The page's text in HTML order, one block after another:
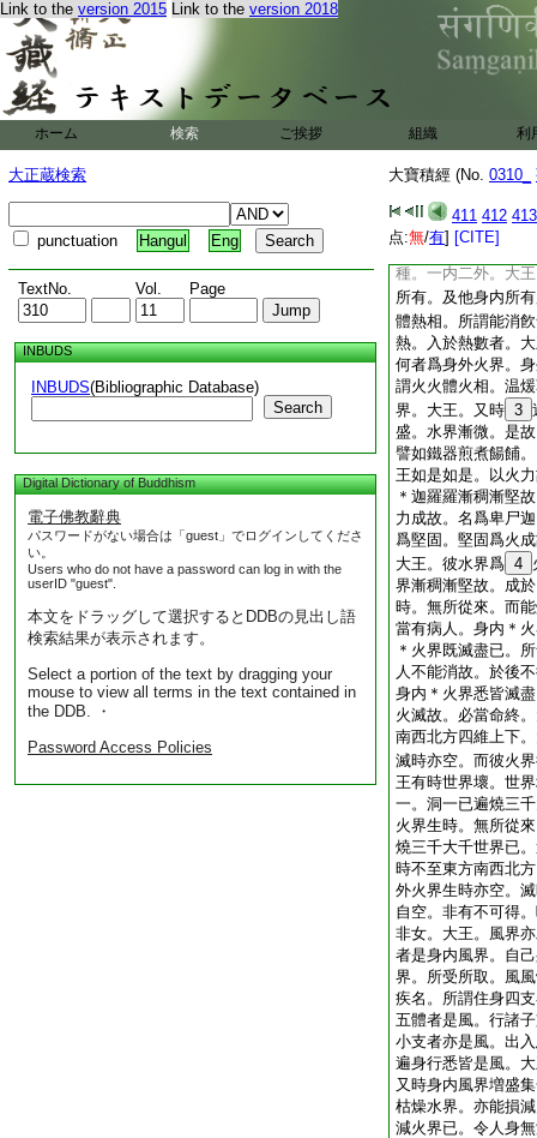
Link to the version 2015 Link to the version 2018
ホーム 検索 ご挨拶 組織 利
大正蔵検索
punctuation Hangul Eng
TextNo. Vol. Page
INBUDS
INBUDS(Bibliographic Database)
Search
Digital Dictionary of Buddhism
電子佛教辭典
パスワードがない場合は「guest」でログインしてくださ
い。
Users who do not have a password can log in with the
userID "guest".
本文をドラッグして選択するとDDBの見出し語
検索結果が表示されます。
Select a portion of the text by dragging your
mouse to view all terms in the text contained in
the DDB. ・
Password Access Policies
大寶積經 (No. 0310_
411 412 413
点:無/有] [CITE]
旬九由旬八由旬。
里下至十多羅樹。
乃至一人。餘殘水
12
跨
如有濕未周匝。大
時大海之中所有濕
水界漸滅之時。去
北四維上下。大王
空。滅時亦空。如
有但用然
彼但
種。一内二外。大
所有。及他身内所
體熱相。所謂能消
熱。入於熱數者。
何者爲身外火界。
謂火火體火相。温
界。大王。又時 3
盛。水界漸微。是
譬如鐵器煎煮餳餔
王如是如是。以火
＊迦羅羅漸稠漸堅
力成故。名爲卑尸
爲堅固。堅固爲火
大王。彼水界爲 4
界漸稠漸堅故。成
時。無所從來。而
當有病人。身内＊
＊火界既滅盡已。
人不能消故。於後
身内＊火界悉皆滅
火滅故。必當命終
南西北方四維上下
滅時亦空。而彼火
王有時世界壞。世
一。洞一已遍燒三
火界生時。無所從
燒三千大千世界已
時不至東方南西北
外火界生時亦空。
自空。非有不可得
非女。大王。風界
者是身内風界。自
界。所受所取。風
疾名。所謂住身四
五體者是風。行諸
小支者亦是風。出
遍身行悉皆是風。
又時身内風界増盛
枯燥水界。亦能損
減火界已。令人身